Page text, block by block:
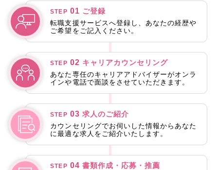
STEP 01 ご登録
転職支援サービスへ登録し、あなたの経歴や
ご希望をご記入ください。
STEP 02 キャリアカウンセリング
あなた専任のキャリアアドバイザーがオンラ
インや電話で面談をさせていただきます。
STEP 03 求人のご紹介
カウンセリングでお伺いした情報からあなた
に最適な求人をご紹介いたします。
STEP 04 書類作成・応募・推薦